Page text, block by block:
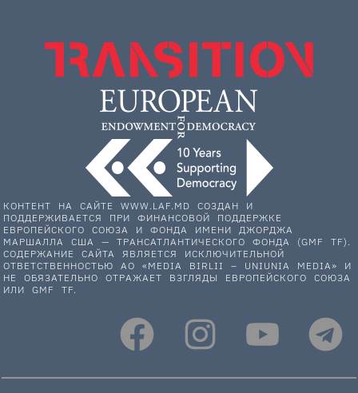
КОНТЕНТ НА САЙТЕ WWW.LAF.MD СОЗДАН И
ПОДДЕРЖИВАЕТСЯ ПРИ ФИНАНСОВОЙ ПОДДЕРЖКЕ
ЕВРОПЕЙСКОГО СОЮЗА И ФОНДА ИМЕНИ ДЖОРДЖА
МАРШАЛЛА США — ТРАНСАТЛАНТИЧЕСКОГО ФОНДА (GMF TF).
СОДЕРЖАНИЕ САЙТА ЯВЛЯЕТСЯ ИСКЛЮЧИТЕЛЬНОЙ
ОТВЕТСТВЕННОСТЬЮ АО «MEDIA BIRLII – UNIUNIA MEDIA» И
НЕ ОБЯЗАТЕЛЬНО ОТРАЖАЕТ ВЗГЛЯДЫ ЕВРОПЕЙСКОГО СОЮЗА
ИЛИ GMF TF.